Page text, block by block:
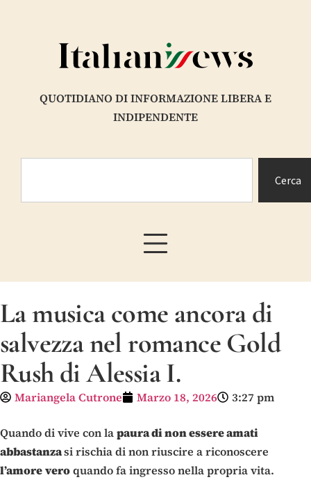
QUOTIDIANO DI INFORMAZIONE LIBERA E
INDIPENDENTE
Cerca
La musica come ancora di
salvezza nel romance Gold
Rush di Alessia I.
Mariangela Cutrone Marzo 18, 2026 3:27 pm
Quando di vive con lapaura di non essere amati
abbastanzasi rischia di non riuscire a riconoscere
l’amoreveroquando fa ingresso nella propria vita.